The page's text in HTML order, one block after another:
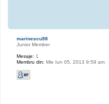
marinescu98
Junior Member
Mesaje: 1
Membru din: Mie Iun 05, 2013 9:59 am